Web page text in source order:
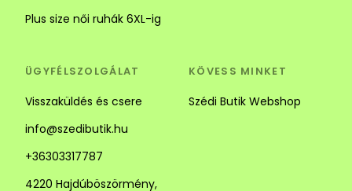
Plus size női ruhák 6XL-ig
ÜGYFÉLSZOLGÁLAT
Visszaküldés és csere
info@szedibutik.hu
+36303317787
4220 Hajdúböszörmény,
KÖVESS MINKET
Szédi Butik Webshop